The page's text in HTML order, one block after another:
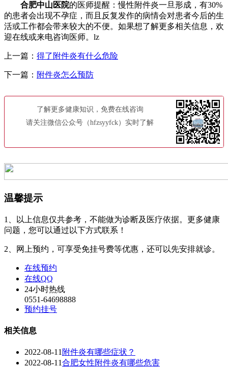
合肥中山医院的医师提醒：慢性附件炎一旦形成，有30%
的患者会出现不孕症，而且反复发作的病情会对患者今后的生
活或工作都会带来较大的不便。如果想了解更多相关信息，欢
迎在线或来电咨询医师。lz
上一篇： 得了附件炎有什么危险
下一篇： 附件炎怎么预防
了解更多健康知识，免费在线咨询
请关注微信公众号（hfzsyyfck）实时了解
温馨提示
1、以上信息仅共参考，不能做为诊断及医疗依据。更多健康
问题，您可以通过以下方式联系！
2、网上预约，可享受免挂号费等优惠，还可以先安排就诊。
在线预约
在线QQ
24小时热线
0551-64698888
预约挂号
相关信息
2022-08-11附件炎有哪些症状？
2022-08-11合肥女性附件炎有哪些危害